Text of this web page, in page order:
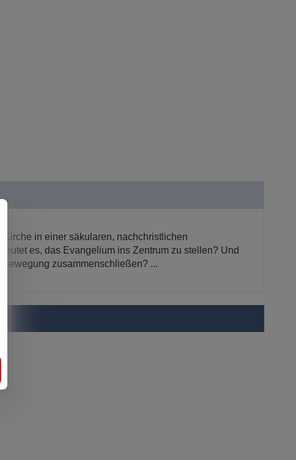
in einer säkularen, nachchristlichen
es, das Evangelium ins Zentrum zu stellen? Und
zusammenschließen? ...